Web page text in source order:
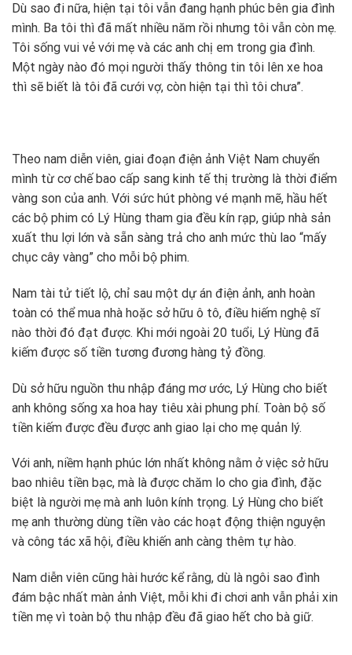
Dù sao đi nữa, hiện tại tôi vẫn đang hạnh phúc bên gia đình
mình. Ba tôi thì đã mất nhiều năm rồi nhưng tôi vẫn còn mẹ.
Tôi sống vui vẻ với mẹ và các anh chị em trong gia đình.
Một ngày nào đó mọi người thấy thông tin tôi lên xe hoa
thì sẽ biết là tôi đã cưới vợ, còn hiện tại thì tôi chưa”.
Theo nam diễn viên, giai đoạn điện ảnh Việt Nam chuyển
mình từ cơ chế bao cấp sang kinh tế thị trường là thời điểm
vàng son của anh. Với sức hút phòng vé mạnh mẽ, hầu hết
các bộ phim có Lý Hùng tham gia đều kín rạp, giúp nhà sản
xuất thu lợi lớn và sẵn sàng trả cho anh mức thù lao “mấy
chục cây vàng” cho mỗi bộ phim.
Nam tài tử tiết lộ, chỉ sau một dự án điện ảnh, anh hoàn
toàn có thể mua nhà hoặc sở hữu ô tô, điều hiếm nghệ sĩ
nào thời đó đạt được. Khi mới ngoài 20 tuổi, Lý Hùng đã
kiếm được số tiền tương đương hàng tỷ đồng.
Dù sở hữu nguồn thu nhập đáng mơ ước, Lý Hùng cho biết
anh không sống xa hoa hay tiêu xài phung phí. Toàn bộ số
tiền kiếm được đều được anh giao lại cho mẹ quản lý.
Với anh, niềm hạnh phúc lớn nhất không nằm ở việc sở hữu
bao nhiêu tiền bạc, mà là được chăm lo cho gia đình, đặc
biệt là người mẹ mà anh luôn kính trọng. Lý Hùng cho biết
mẹ anh thường dùng tiền vào các hoạt động thiện nguyện
và công tác xã hội, điều khiến anh càng thêm tự hào.
Nam diễn viên cũng hài hước kể rằng, dù là ngôi sao đình
đám bậc nhất màn ảnh Việt, mỗi khi đi chơi anh vẫn phải xin
tiền mẹ vì toàn bộ thu nhập đều đã giao hết cho bà giữ.